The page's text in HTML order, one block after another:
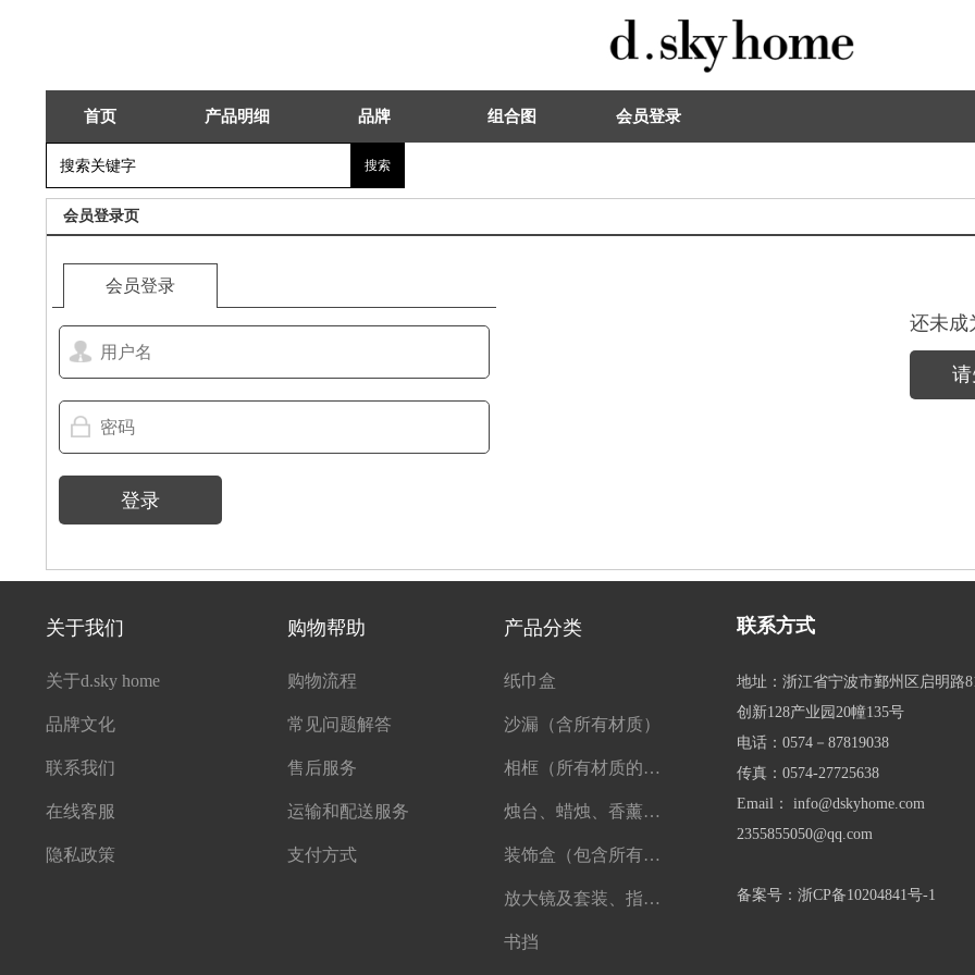
首页 产品明细 品牌 组合图 会员登录
会员登录页
会员登录
登录
还未成
关于我们
关于d.sky home
品牌文化
联系我们
在线客服
隐私政策
购物帮助
购物流程
常见问题解答
售后服务
运输和配送服务
支付方式
产品分类
纸巾盒
沙漏（含所有材质）
相框（所有材质的相框）
烛台、蜡烛、香薰、精油及一切香薰制品
装饰盒（包含所有盒子）
放大镜及套装、指南针、望远镜
书挡
地址：浙江省宁波市鄞州区启明路
创新128产业园20幢135号
电话：0574－87819038
传真：0574-27725638
Email： info@dskyhome.com
2355855050@qq.com
备案号：浙CP备10204841号-1
联系方式